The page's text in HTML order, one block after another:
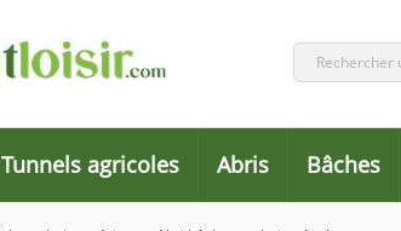
Tunnels agricoles Abris Bâches